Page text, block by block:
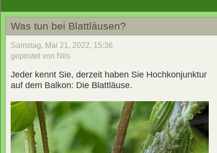
Was tun bei Blattläusen?
Samstag, Mai 21, 2022, 15:36
gepostet von Nils
Jeder kennt Sie, derzeit haben Sie Hochkonjunktur
auf dem Balkon: Die Blattläuse.